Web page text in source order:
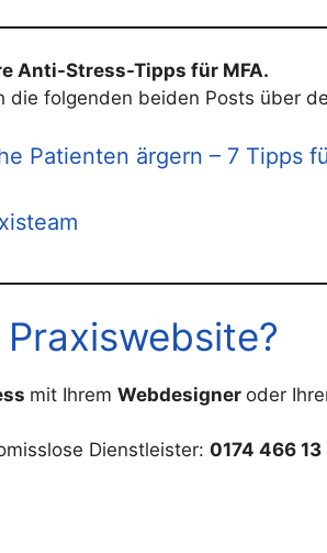
Anti-Stress-Tipps für MFA.
die folgenden beiden Posts über
Patienten ärgern – 7 Tipps
mit Ihrem Webdesigner oder
Dienstleister: 0174 466 13